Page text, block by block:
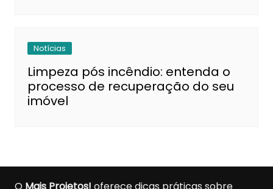
Notícias
Limpeza pós incêndio: entenda o
processo de recuperação do seu
imóvel
O Mais Projetos! oferece dicas práticas sobre